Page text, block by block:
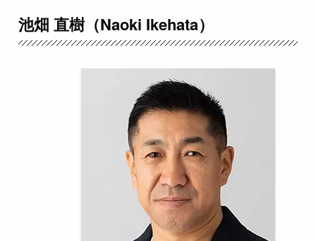
池畑 直樹（Naoki Ikehata）